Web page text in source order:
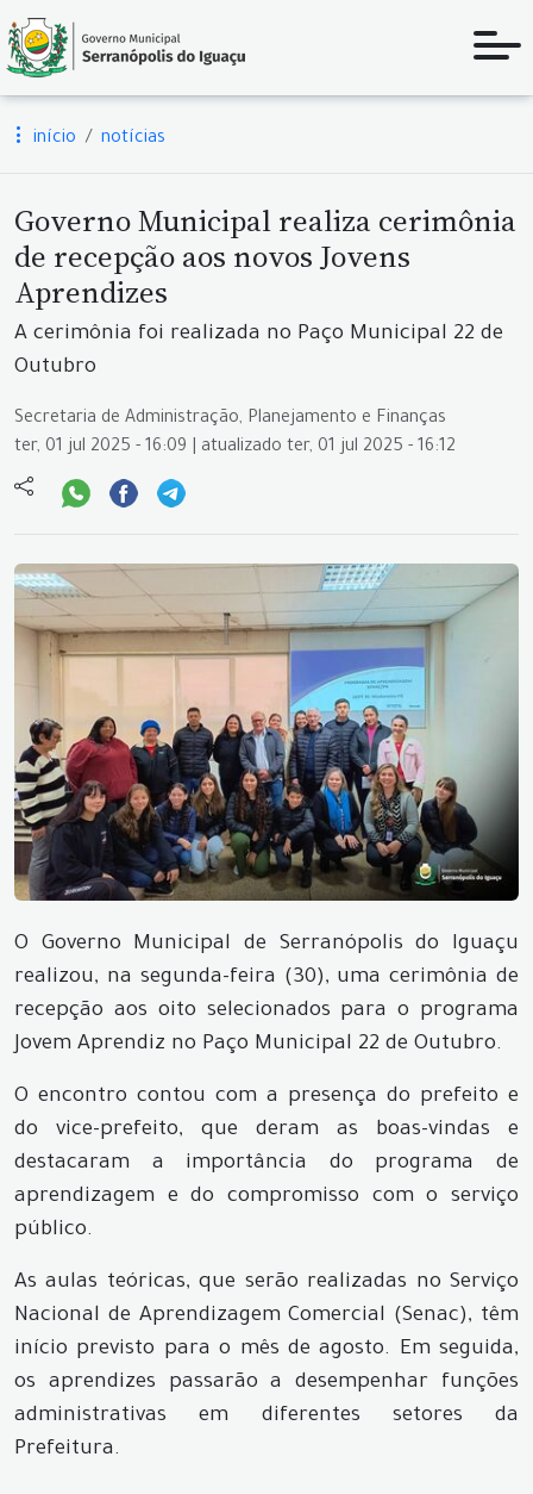
início notícias
Governo Municipal realiza cerimônia
de recepção aos novos Jovens
Aprendizes
A cerimônia foi realizada no Paço Municipal 22 de
Outubro
Secretaria de Administração, Planejamento e Finanças
ter, 01 jul 2025 - 16:09 | atualizado ter, 01 jul 2025 - 16:12
O Governo Municipal de Serranópolis do Iguaçu
realizou, na segunda-feira (30), uma cerimônia de
recepção aos oito selecionados para o programa
Jovem Aprendiz no Paço Municipal 22 de Outubro.
O encontro contou com a presença do prefeito e
do vice-prefeito, que deram as boas-vindas e
destacaram a importância do programa de
aprendizagem e do compromisso com o serviço
público.
As aulas teóricas, que serão realizadas no Serviço
Nacional de Aprendizagem Comercial (Senac), têm
início previsto para o mês de agosto. Em seguida,
os aprendizes passarão a desempenhar funções
administrativas em diferentes setores da
Prefeitura.